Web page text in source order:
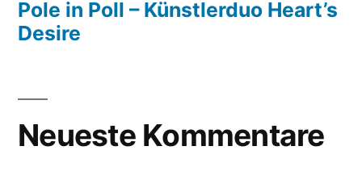
Pole in Poll – Künstlerduo Heart’s
Desire
Neueste Kommentare